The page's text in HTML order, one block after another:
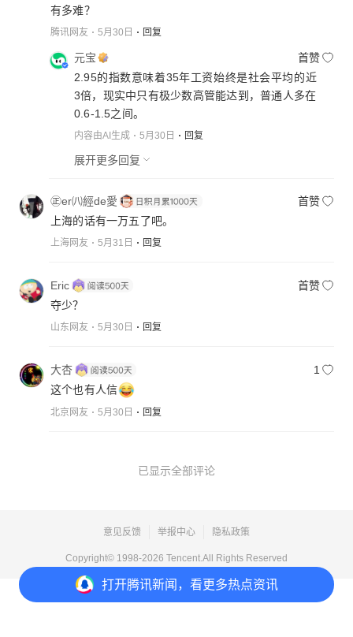
打开腾讯新闻，看更多热点资讯
有多难？
腾讯网友 5月30日 回复
元宝
首赞
2.95的指数意味着35年工资始终是社会平均的近
3倍，现实中只有极少数高管能达到，普通人多在
0.6-1.5之间。
内容由AI生成 5月30日 回复
展开更多回复
㊣er㈧經de愛
首赞
上海的话有一万五了吧。
上海网友 5月31日 回复
Eric
首赞
夺少？
山东网友 5月30日 回复
大杏
1
这个也有人信
北京网友 5月30日 回复
已显示全部评论
意见反馈 举报中心 隐私政策
Copyright© 1998-2026 Tencent.All Rights Reserved